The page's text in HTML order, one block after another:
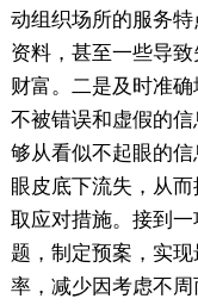
动组织场所的服务
资料，甚至一些导
财富。二是及时准
不被错误和虚假的
够从看似不起眼的
眼皮底下流失，从
取应对措施。接到
题，制定预案，实
率，减少因考虑不周